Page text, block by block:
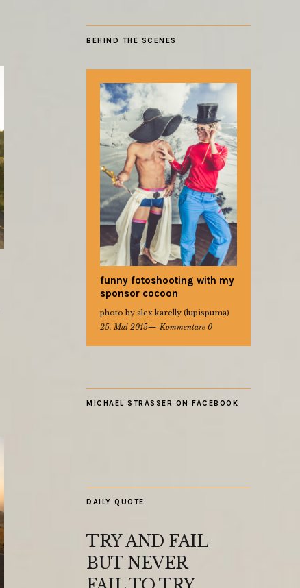
BEHIND THE SCENES
funny fotoshooting with my
sponsor cocoon
photo by alex karelly (lupispuma)
25. Mai 2015
Kommentare 0
MICHAEL STRASSER ON FACEBOOK
DAILY QUOTE
TRY AND FAIL
BUT NEVER